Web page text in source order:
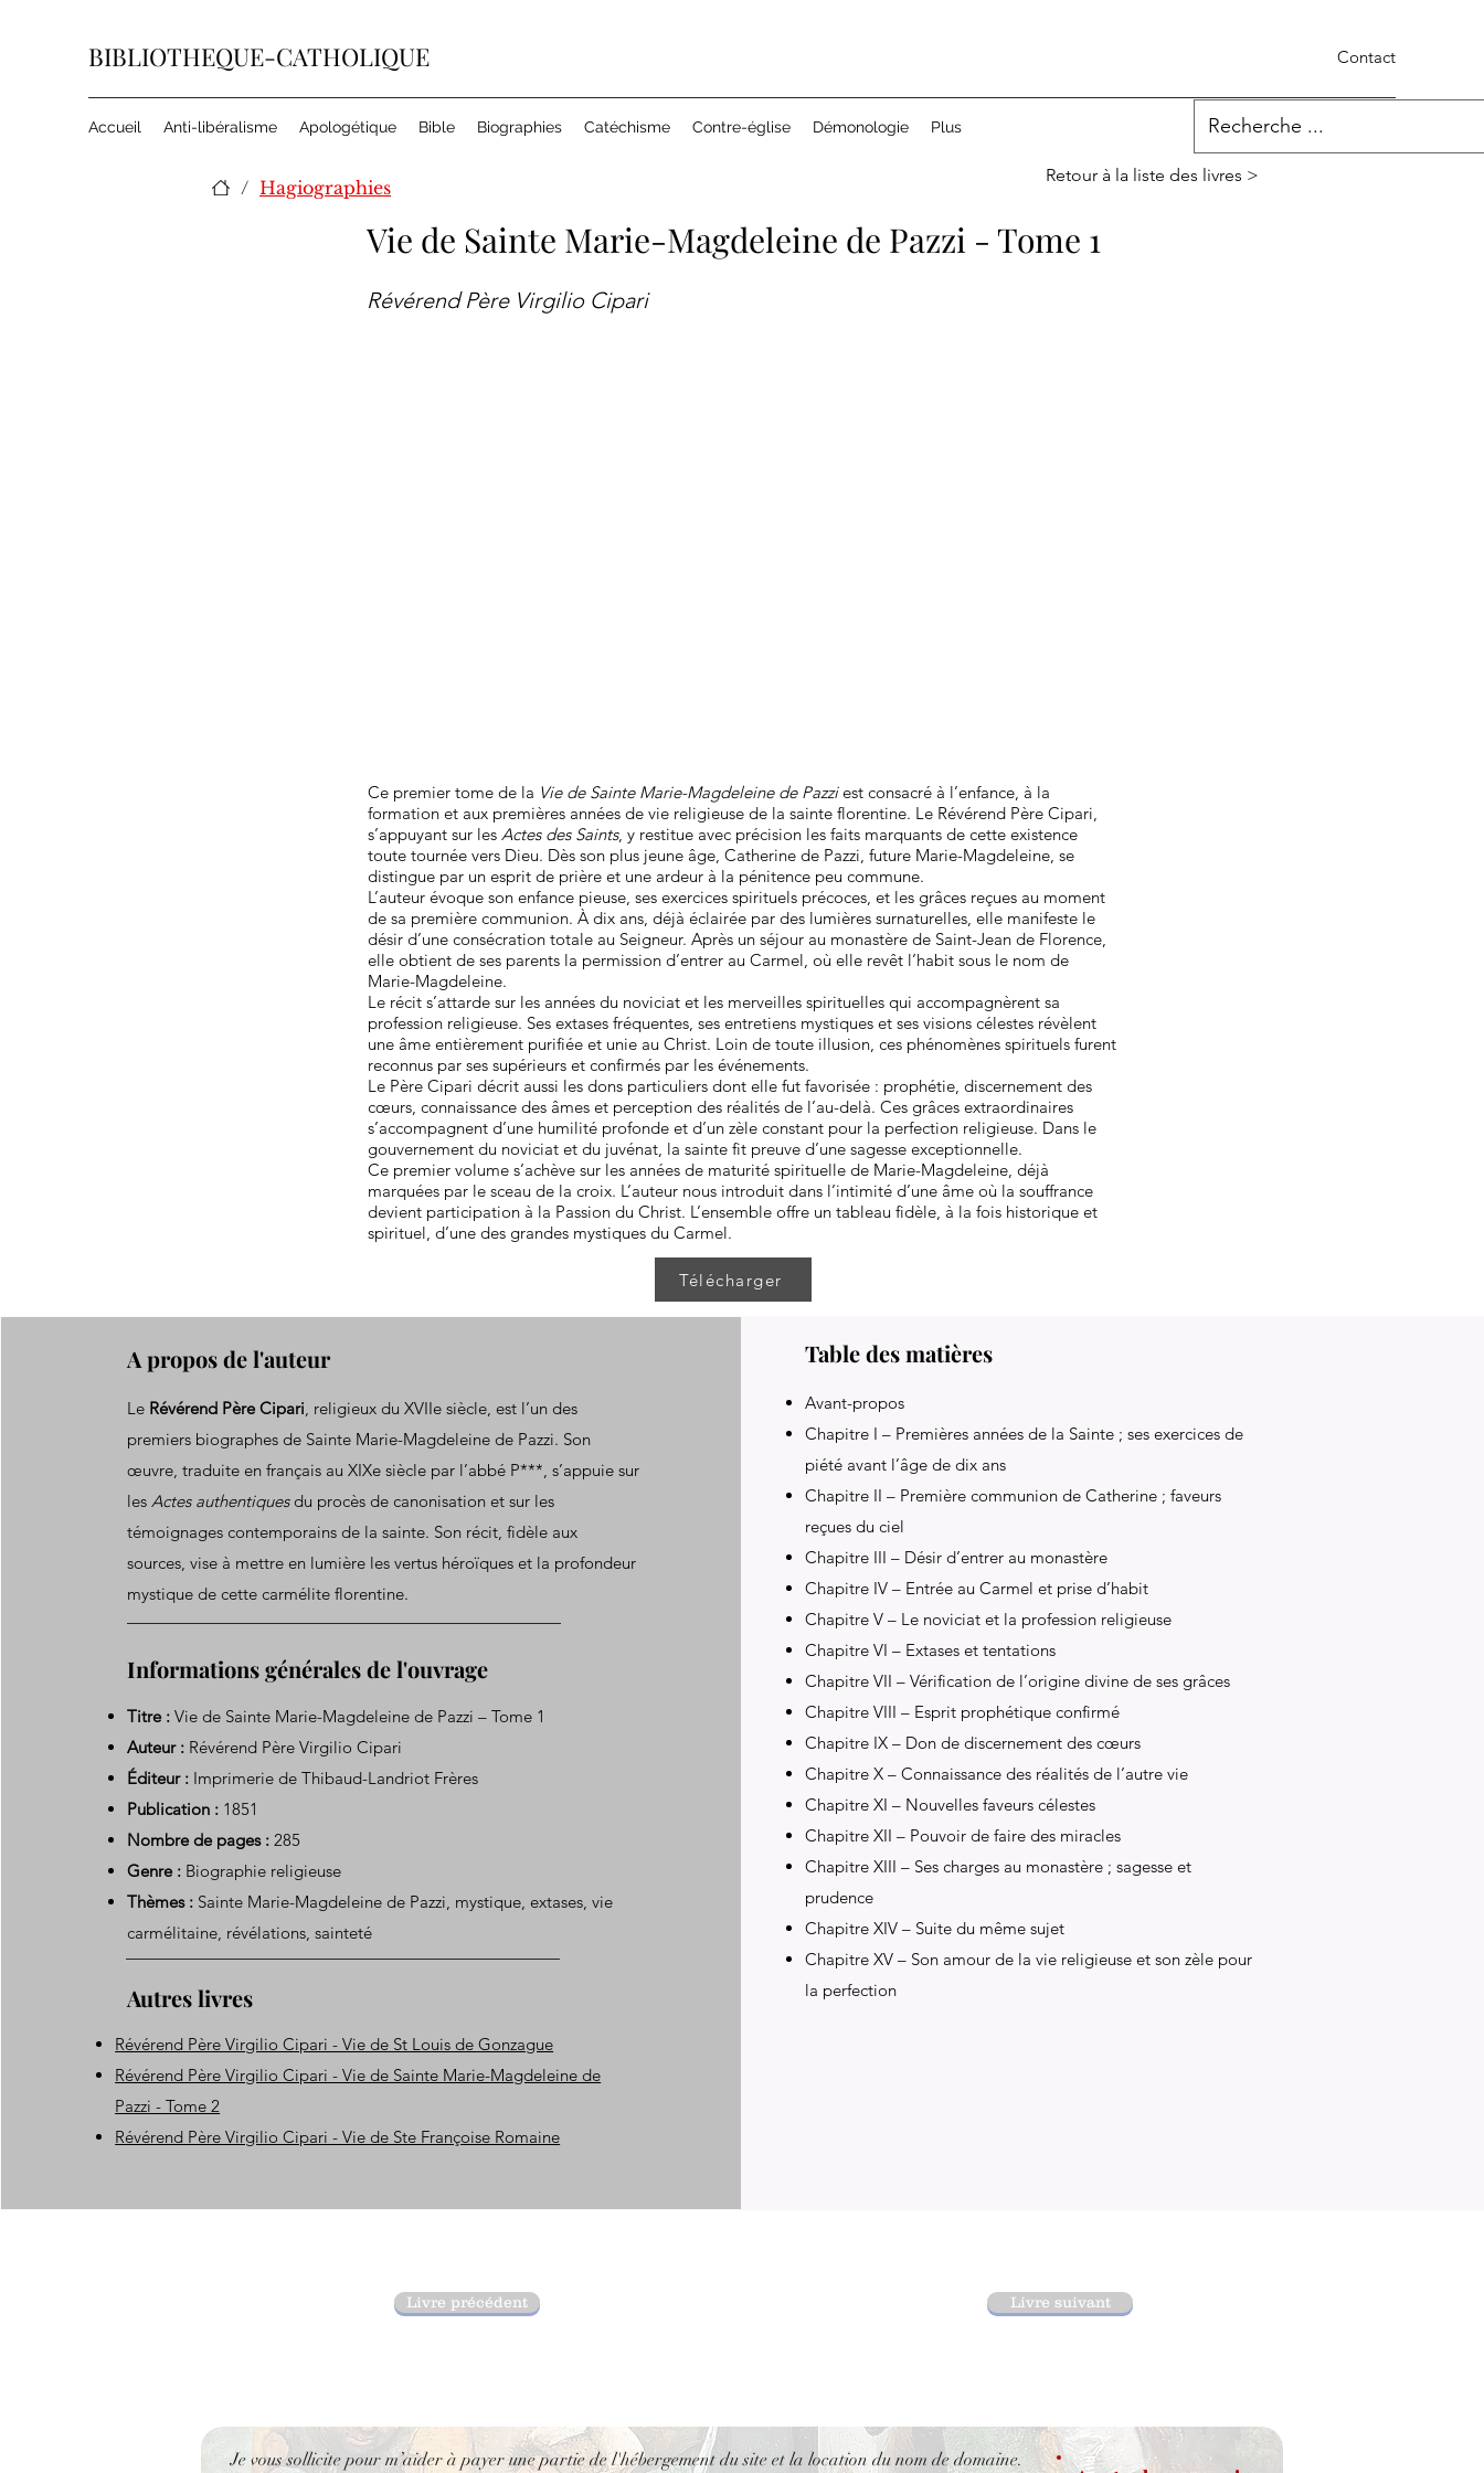
BIBLIOTHEQUE-CATHOLIQUE Contact
Accueil Anti-libéralisme Apologétique Bible Biographies Catéchisme Contre-église Démonologie Plus
/ Hagiographies
Retour à la liste des livres >
Vie de Sainte Marie-Magdeleine de Pazzi - Tome 1
Révérend Père Virgilio Cipari
Ce premier tome de la Vie de Sainte Marie-Magdeleine de Pazziest consacré à l’enfance, à la
formation et aux premières années de vie religieuse de la sainte florentine. Le Révérend Père Cipari,
s’appuyant sur les Actes des Saints, y restitue avec précision les faits marquants de cette existence
toute tournée vers Dieu. Dès son plus jeune âge, Catherine de Pazzi, future Marie-Magdeleine, se
distingue par un esprit de prière et une ardeur à la pénitence peu commune.
L’auteur évoque son enfance pieuse, ses exercices spirituels précoces, et les grâces reçues au moment
de sa première communion. À dix ans, déjà éclairée par des lumières surnaturelles, elle manifeste le
désir d’une consécration totale au Seigneur. Après un séjour au monastère de Saint-Jean de Florence,
elle obtient de ses parents la permission d’entrer au Carmel, où elle revêt l’habit sous le nom de
Marie-Magdeleine.
Le récit s’attarde sur les années du noviciat et les merveilles spirituelles qui accompagnèrent sa
profession religieuse. Ses extases fréquentes, ses entretiens mystiques et ses visions célestes révèlent
une âme entièrement purifiée et unie au Christ. Loin de toute illusion, ces phénomènes spirituels furent
reconnus par ses supérieurs et confirmés par les événements.
Le Père Cipari décrit aussi les dons particuliers dont elle fut favorisée : prophétie, discernement des
cœurs, connaissance des âmes et perception des réalités de l’au-delà. Ces grâces extraordinaires
s’accompagnent d’une humilité profonde et d’un zèle constant pour la perfection religieuse. Dans le
gouvernement du noviciat et du juvénat, la sainte fit preuve d’une sagesse exceptionnelle.
Ce premier volume s’achève sur les années de maturité spirituelle de Marie-Magdeleine, déjà
marquées par le sceau de la croix. L’auteur nous introduit dans l’intimité d’une âme où la souffrance
devient participation à la Passion du Christ. L’ensemble offre un tableau fidèle, à la fois historique et
spirituel, d’une des grandes mystiques du Carmel.
Télécharger
A propos de l'auteur
Le Révérend Père Cipari, religieux du XVIIe siècle, est l’un des
premiers biographes de Sainte Marie-Magdeleine de Pazzi. Son
œuvre, traduite en français au XIXe siècle par l’abbé P***, s’appuie sur
lesActes authentiquesdu procès de canonisation et sur les
témoignages contemporains de la sainte. Son récit, fidèle aux
sources, vise à mettre en lumière les vertus héroïques et la profondeur
mystique de cette carmélite florentine.
Informations générales de l'ouvrage
Titre : Vie de Sainte Marie-Magdeleine de Pazzi – Tome 1
Auteur : Révérend Père Virgilio Cipari
Éditeur : Imprimerie de Thibaud-Landriot Frères
Publication : 1851
Nombre de pages : 285
Genre : Biographie religieuse
Thèmes : Sainte Marie-Magdeleine de Pazzi, mystique, extases, vie
carmélitaine, révélations, sainteté
Autres livres
Révérend Père Virgilio Cipari - Vie de St Louis de Gonzague
Révérend Père Virgilio Cipari - Vie de Sainte Marie-Magdeleine de
Pazzi - Tome 2
Révérend Père Virgilio Cipari - Vie de Ste Françoise Romaine
Table des matières
Avant-propos
Chapitre I – Premières années de la Sainte ; ses exercices de
piété avant l’âge de dix ans
Chapitre II – Première communion de Catherine ; faveurs
reçues du ciel
Chapitre III – Désir d’entrer au monastère
Chapitre IV – Entrée au Carmel et prise d’habit
Chapitre V – Le noviciat et la profession religieuse
Chapitre VI – Extases et tentations
Chapitre VII – Vérification de l’origine divine de ses grâces
Chapitre VIII – Esprit prophétique confirmé
Chapitre IX – Don de discernement des cœurs
Chapitre X – Connaissance des réalités de l’autre vie
Chapitre XI – Nouvelles faveurs célestes
Chapitre XII – Pouvoir de faire des miracles
Chapitre XIII – Ses charges au monastère ; sagesse et
prudence
Chapitre XIV – Suite du même sujet
Chapitre XV – Son amour de la vie religieuse et son zèle pour
la perfection
Livre précédent Livre suivant
Je vous sollicite pour m’aider à payer une partie de l'hébergement du site et la location du nom de domaine.